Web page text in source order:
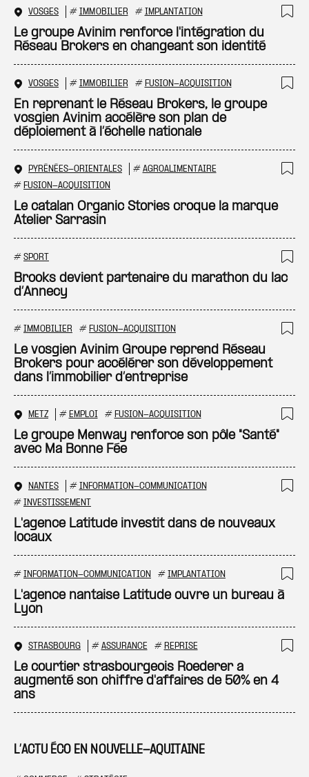
L’ACTU ÉCO EN NOUVELLE-AQUITAINE
VOSGES # IMMOBILIER # IMPLANTATION
Le groupe Avinim renforce l'intégration du
Réseau Brokers en changeant son identité
VOSGES # IMMOBILIER # FUSION-ACQUISITION
En reprenant le Réseau Brokers, le groupe
vosgien Avinim accélère son plan de
déploiement à l’échelle nationale
PYRÉNÉES-ORIENTALES # AGROALIMENTAIRE
# FUSION-ACQUISITION
Le catalan Organic Stories croque la marque
Atelier Sarrasin
# SPORT
Brooks devient partenaire du marathon du lac
d’Annecy
# IMMOBILIER # FUSION-ACQUISITION
Le vosgien Avinim Groupe reprend Réseau
Brokers pour accélérer son développement
dans l’immobilier d’entreprise
METZ # EMPLOI # FUSION-ACQUISITION
Le groupe Menway renforce son pôle "Santé"
avec Ma Bonne Fée
NANTES # INFORMATION-COMMUNICATION
# INVESTISSEMENT
L'agence Latitude investit dans de nouveaux
locaux
# INFORMATION-COMMUNICATION # IMPLANTATION
L'agence nantaise Latitude ouvre un bureau à
Lyon
STRASBOURG # ASSURANCE # REPRISE
Le courtier strasbourgeois Roederer a
augmenté son chiffre d'affaires de 50% en 4
ans